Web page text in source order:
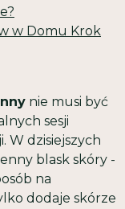
w Domu Krok
nie musi być
sesji
W dzisiejszych
blask skóry -
na
dodaje skórze